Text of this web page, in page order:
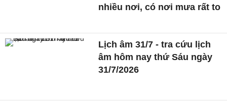
nhiều nơi, có nơi mưa rất to
Lịch âm 31/7 - tra cứu lịch
âm hôm nay thứ Sáu ngày
31/7/2026